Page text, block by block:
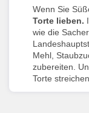
Wenn Sie
Torte lieben.
wie die
Mehl,
zubereiten.
Torte